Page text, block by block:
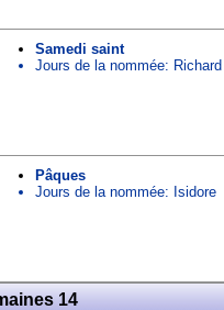
Samedi saint
Jours de la nommée: Richard
Pâques
Jours de la nommée: Isidore
14